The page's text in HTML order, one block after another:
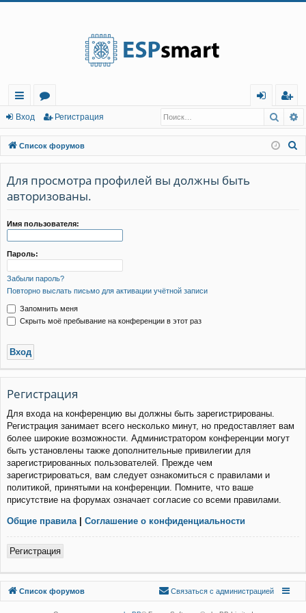
с
ы
лк
и
о
ру
м
ы
д
г
ис
тр
Вход Регистрация
Список форумов
Для просмотра профилей вы должны быть
авторизованы.
Имя пользователя:
Пароль:
Забыли пароль?
Повторно выслать письмо для активации учётной записи
Запомнить меня
Скрыть моё пребывание на конференции в этот раз
Регистрация
Для входа на конференцию вы должны быть зарегистрированы.
Регистрация занимает всего несколько минут, но предоставляет вам
более широкие возможности. Администратором конференции могут
быть установлены также дополнительные привилегии для
зарегистрированных пользователей. Прежде чем
зарегистрироваться, вам следует ознакомиться с правилами и
политикой, принятыми на конференции. Помните, что ваше
присутствие на форумах означает согласие со всеми правилами.
Общие правила | Соглашение о конфиденциальности
Регистрация
Список форумов
Связаться с
Связаться с администрацией